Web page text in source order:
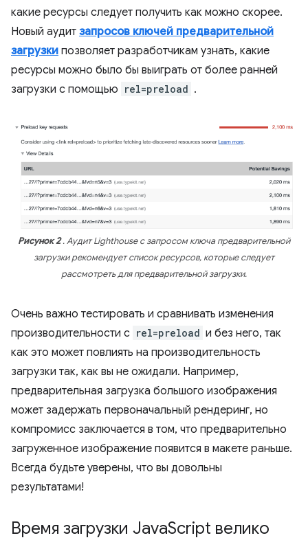
какие ресурсы следует получить как можно скорее.
Новый аудит запросов ключей предварительной
загрузки позволяет разработчикам узнать, какие
ресурсы можно было бы выиграть от более ранней
загрузки с помощью rel=preload .
Рисунок 2. Аудит Lighthouse с запросом ключа предварительной
загрузки рекомендует список ресурсов, которые следует
рассмотреть для предварительной загрузки.
Очень важно тестировать и сравнивать изменения
производительности с rel=preload и без него, так
как это может повлиять на производительность
загрузки так, как вы не ожидали. Например,
предварительная загрузка большого изображения
может задержать первоначальный рендеринг, но
компромисс заключается в том, что предварительно
загруженное изображение появится в макете раньше.
Всегда будьте уверены, что вы довольны
результатами!
Время загрузки JavaScript велико